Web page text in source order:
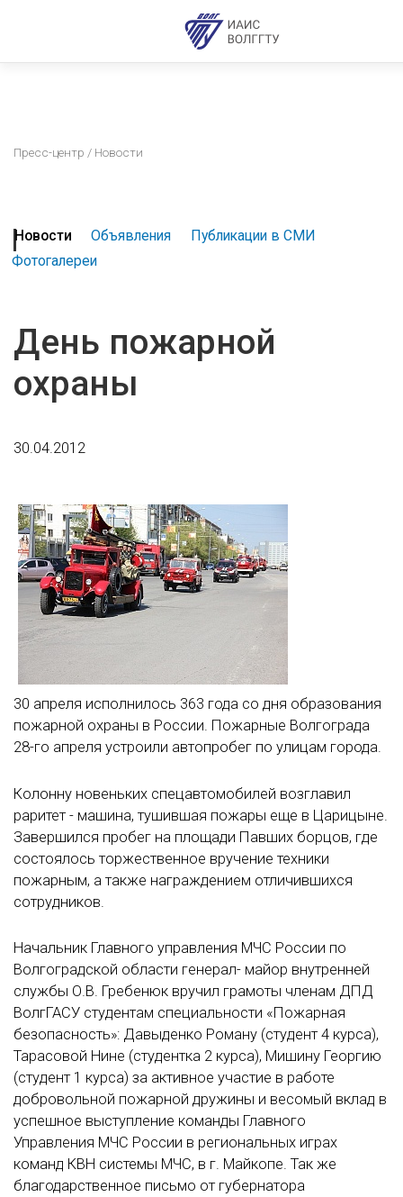
Пресс-центр / Новости
Новости Объявления
Публикации в СМИ
Фотогалереи
День пожарной
охраны
30.04.2012
30 апреля исполнилось 363 года со дня образования
пожарной охраны в России. Пожарные Волгограда
28-го апреля устроили автопробег по улицам города.
Колонну новеньких спецавтомобилей возглавил
раритет - машина, тушившая пожары еще в Царицыне.
Завершился пробег на площади Павших борцов, где
состоялось торжественное вручение техники
пожарным, а также награждением отличившихся
сотрудников.
Начальник Главного управления МЧС России по
Волгоградской области генерал- майор внутренней
службы О.В. Гребенюк вручил грамоты членам ДПД
ВолгГАСУ студентам специальности «Пожарная
безопасность»: Давыденко Роману (студент 4 курса),
Тарасовой Нине (студентка 2 курса), Мишину Георгию
(студент 1 курса) за активное участие в работе
добровольной пожарной дружины и весомый вклад в
успешное выступление команды Главного
Управления МЧС России в региональных играх
команд КВН системы МЧС, в г. Майкопе. Так же
благодарственное письмо от губернатора